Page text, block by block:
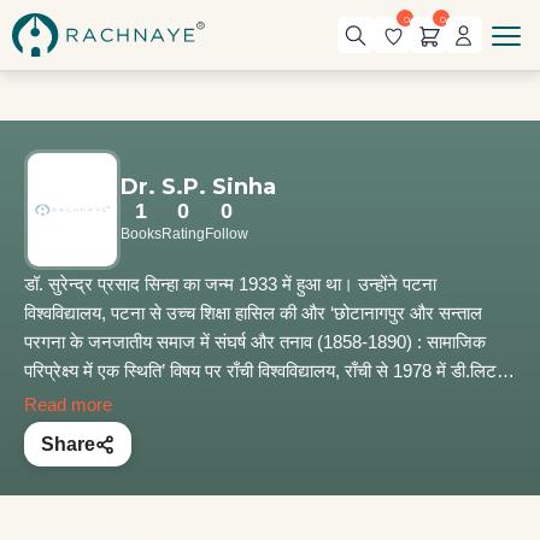
0 0
Dr. S.P. Sinha
1
Books
0
Rating
0
Follow
डॉ. सुरेन्द्र प्रसाद सिन्हा का जन्म 1933 में हुआ था। उन्होंने पटना
विश्वविद्यालय, पटना से उच्च शिक्षा हासिल की और ‘छोटानागपुर और सन्ताल
परगना के जनजातीय समाज में संघर्ष और तनाव (1858-1890) : सामाजिक
परिप्रेक्ष्य में एक स्थिति’ विषय पर राँची विश्वविद्यालय, राँची से 1978 में डी.लिट.
की डिग्री ली। अपने पेशेवर जीवन के आरंभिक दौर में उन्होंने पटना विश्वविद्यालय
में अध्यापन किया; फिर सेंटर ऑफ़ एडवांस स्टडीज़, राँची के मानवविज्ञान विभाग में
विज़िटिंग प्रोफ़ेसर रहे। बाद में उन्होंने शोधकर्ता से लेकर उप-निदेशक तक के
Read more
Share